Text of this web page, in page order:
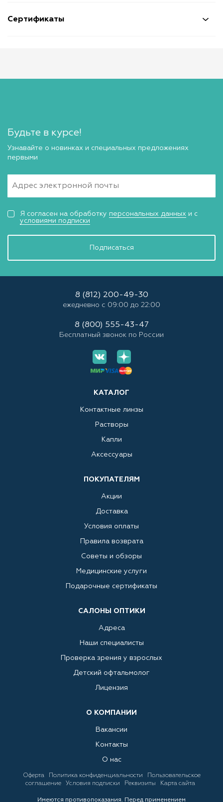
Сертификаты
Будьте в курсе!
Узнавайте о новинках и специальных предложениях
первыми
Подписаться
Я согласен на обработку персональных данных и с
условиями подписки
КАТАЛОГ
Контактные линзы
Растворы
Капли
Аксессуары
ПОКУПАТЕЛЯМ
Акции
Доставка
Условия оплаты
Правила возврата
Советы и обзоры
Медицинские услуги
Подарочные сертификаты
САЛОНЫ ОПТИКИ
Адреса
Наши специалисты
Проверка зрения у взрослых
Детский офтальмолог
Лицензия
О КОМПАНИИ
Вакансии
Контакты
О нас
8 (812) 200-49-30
ежедневно с 09:00 до 22:00
8 (800) 555-43-47
Бесплатный звонок по России
Оферта Политика конфиденциальности
Пользовательское
соглашение
Условия подписки Реквизиты Карта сайта
Имеются противопоказания. Перед применением